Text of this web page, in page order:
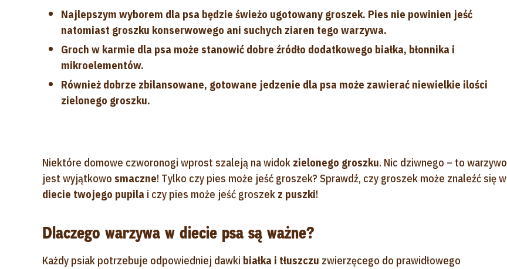
Najlepszym wyborem dla psa będzie świeżo ugotowany groszek. Pies nie powinien jeść
natomiast groszku konserwowego ani suchych ziaren tego warzywa.
Groch w karmie dla psa może stanowić dobre źródło dodatkowego białka, błonnika i
mikroelementów.
Również dobrze zbilansowane, gotowane jedzenie dla psa może zawierać niewielkie ilości
zielonego groszku.
Niektóre domowe czworonogi wprost szaleją na widok zielonego groszku. Nic dziwnego – to warzywo
jest wyjątkowo smaczne! Tylko czy pies może jeść groszek? Sprawdź, czy groszek może znaleźć się w
diecie twojego pupila i czy pies może jeść groszek z puszki!
Dlaczego warzywa w diecie psa są ważne?
Każdy psiak potrzebuje odpowiedniej dawki białka i tłuszczu zwierzęcego do prawidłowego